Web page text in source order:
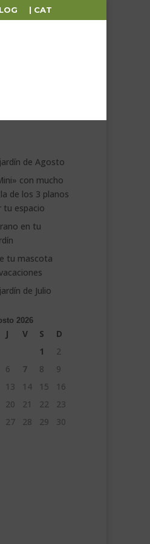
| CAT
de Agosto
con mucho
de los 3 planos
tu espacio
en tu
tu mascota
de Julio
2026
J V S
D
1
2
6 7 8
9
13 14 15
16
20 21 22
23
27 28 29
30